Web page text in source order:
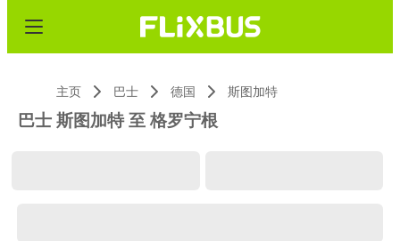
主页 巴士 德国 斯图加特
巴士 斯图加特 至 格罗宁根